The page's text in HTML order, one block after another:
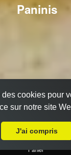
Paninis
Panier
cookies pour
sur notre site
J'ai compris